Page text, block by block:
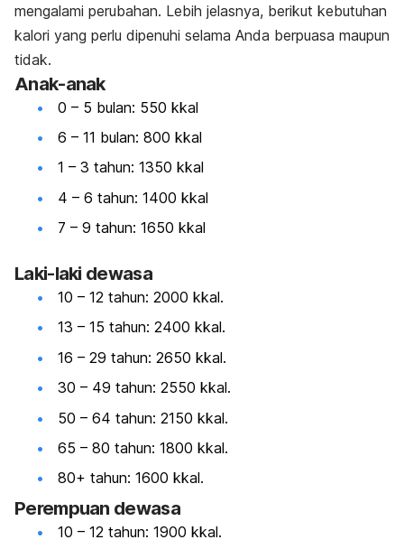
mengalami perubahan. Lebih jelasnya, berikut kebutuhan
kalori yang perlu dipenuhi selama Anda berpuasa maupun
tidak.
Anak-anak
0 – 5 bulan: 550 kkal
6 – 11 bulan: 800 kkal
1 – 3 tahun: 1350 kkal
4 – 6 tahun: 1400 kkal
7 – 9 tahun: 1650 kkal
Laki-laki dewasa
10 – 12 tahun: 2000 kkal.
13 – 15 tahun: 2400 kkal.
16 – 29 tahun: 2650 kkal.
30 – 49 tahun: 2550 kkal.
50 – 64 tahun: 2150 kkal.
65 – 80 tahun: 1800 kkal.
80+ tahun: 1600 kkal.
Perempuan dewasa
10 – 12 tahun: 1900 kkal.